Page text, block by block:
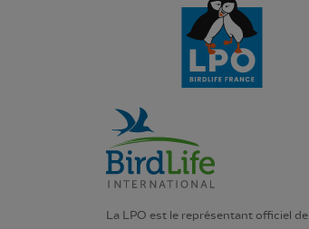
La LPO est le représentant officiel de